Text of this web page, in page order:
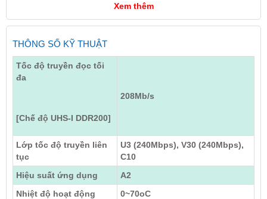
Xem thêm
THÔNG SỐ KỸ THUẬT
Tốc độ truyền đọc tối
đa
[Chế độ UHS-I DDR200]
208Mb/s
Lớp tốc độ truyền liên
tục
U3 (240Mbps), V30 (240Mbps),
C10
Hiệu suất ứng dụng
A2
Nhiệt độ hoạt động
0~70oC